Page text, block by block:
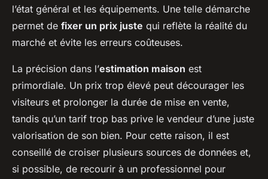
l’état général et les équipements. Une telle démarche
permet de fixer un prix juste qui reflète la réalité du
marché et évite les erreurs coûteuses.
La précision dans l’estimation maison est
primordiale. Un prix trop élevé peut décourager les
visiteurs et prolonger la durée de mise en vente,
tandis qu’un tarif trop bas prive le vendeur d’une juste
valorisation de son bien. Pour cette raison, il est
conseillé de croiser plusieurs sources de données et,
si possible, de recourir à un professionnel pour